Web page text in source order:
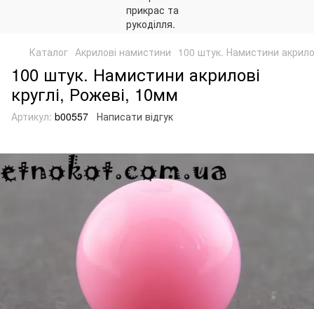
Каталог Акрилові намистини 100 штук. Намистини
100 штук. Намистини акрилові
круглі, Рожеві, 10мм
Артикул: b00557 Написати відгук